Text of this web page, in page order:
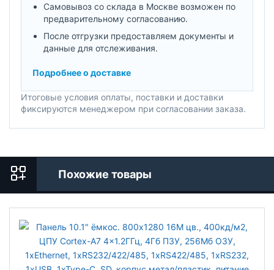
Самовывоз со склада в Москве возможен по
предварительному согласованию.
После отгрузки предоставляем документы и
данные для отслеживания.
Подробнее о доставке
Итоговые условия оплаты, поставки и доставки
фиксируются менеджером при согласовании заказа.
Похожие товары